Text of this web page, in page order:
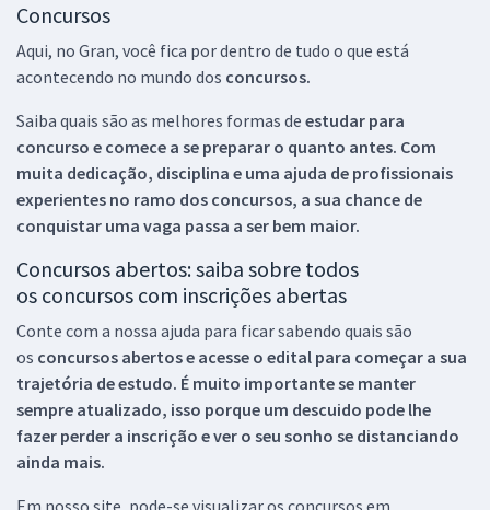
Concursos
Aqui, no Gran, você fica por dentro de tudo o que está
acontecendo no mundo dos concursos.
Saiba quais são as melhores formas de estudar para
concurso e comece a se preparar o quanto antes. Com
muita dedicação, disciplina e uma ajuda de profissionais
experientes no ramo dos concursos, a sua chance de
conquistar uma vaga passa a ser bem maior.
Concursos abertos: saiba sobre todos
os concursos com inscrições abertas
Conte com a nossa ajuda para ficar sabendo quais são
os concursos abertos e acesse o edital para começar a sua
trajetória de estudo. É muito importante se manter
sempre atualizado, isso porque um descuido pode lhe
fazer perder a inscrição e ver o seu sonho se distanciando
ainda mais.
Em nosso site, pode-se visualizar os concursos em